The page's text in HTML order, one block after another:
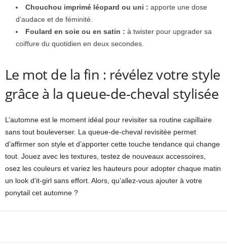
Chouchou imprimé léopard ou uni : apporte une dose
d’audace et de féminité.
Foulard en soie ou en satin : à twister pour upgrader sa
coiffure du quotidien en deux secondes.
Le mot de la fin : révélez votre style
grâce à la queue-de-cheval stylisée
L’automne est le moment idéal pour revisiter sa routine capillaire
sans tout bouleverser. La queue-de-cheval revisitée permet
d’affirmer son style et d’apporter cette touche tendance qui change
tout. Jouez avec les textures, testez de nouveaux accessoires,
osez les couleurs et variez les hauteurs pour adopter chaque matin
un look d’it-girl sans effort. Alors, qu’allez-vous ajouter à votre
ponytail cet automne ?